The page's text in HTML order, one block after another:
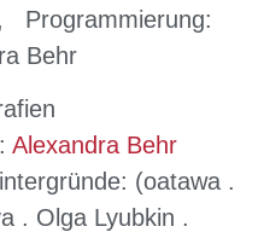
Programmierung:
Behr
Alexandra Behr
(oatawa .
. Olga Lyubkin .